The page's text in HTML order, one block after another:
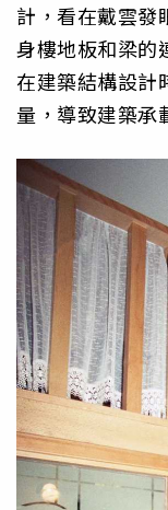
計，看在戴雲發
身樓地板和梁的
在建築結構設計
量，導致建築承